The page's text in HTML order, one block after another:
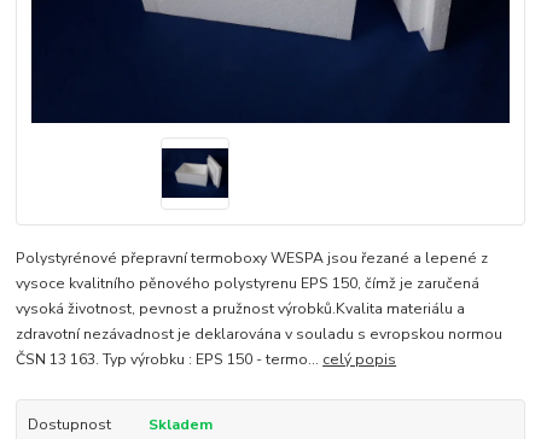
Polystyrénové přepravní termoboxy WESPA jsou řezané a lepené z
vysoce kvalitního pěnového polystyrenu EPS 150, čímž je zaručená
vysoká životnost, pevnost a pružnost výrobků.Kvalita materiálu a
zdravotní nezávadnost je deklarována v souladu s evropskou normou
ČSN 13 163. Typ výrobku : EPS 150 - termo... celý popis
Dostupnost Skladem